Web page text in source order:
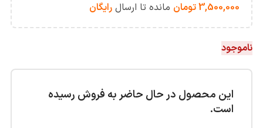
3,500,000تومان مانده تا ارسال رایگان
ناموجود
این محصول در حال حاضر به فروش رسیده
است.